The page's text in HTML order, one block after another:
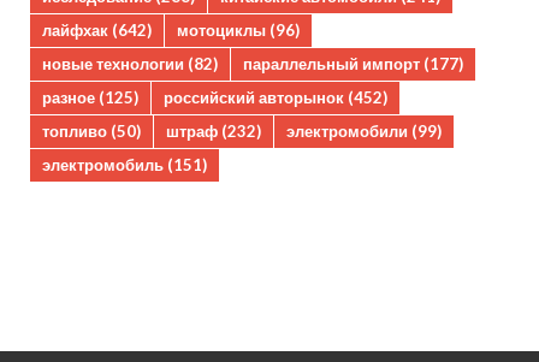
лайфхак (642) мотоциклы (96)
новые технологии (82) параллельный импорт (177)
разное (125) российский авторынок (452)
топливо (50) штраф (232) электромобили (99)
электромобиль (151)